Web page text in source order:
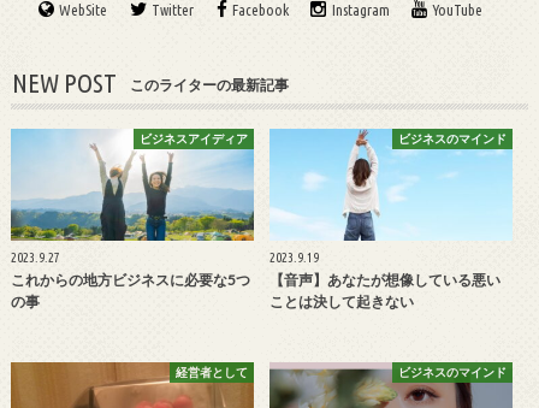
WebSite Twitter Facebook Instagram YouTube
NEW POST このライターの最新記事
ビジネスアイディア
2023.9.27
これからの地方ビジネスに必要な5つ
の事
ビジネスのマインド
2023.9.19
【音声】あなたが想像している悪い
ことは決して起きない
経営者として ビジネスのマインド